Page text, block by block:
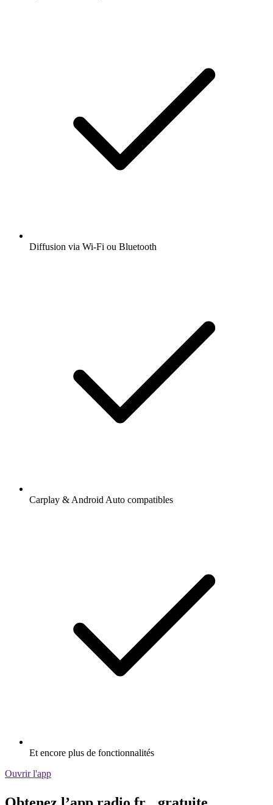
Diffusion via Wi-Fi ou Bluetooth
Carplay & Android Auto compatibles
Et encore plus de fonctionnalités
Ouvrir l'app